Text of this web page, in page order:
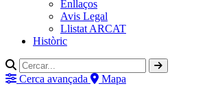
Enllaços
Avis Legal
Llistat ARCAT
Històric
Cerca avançada Mapa